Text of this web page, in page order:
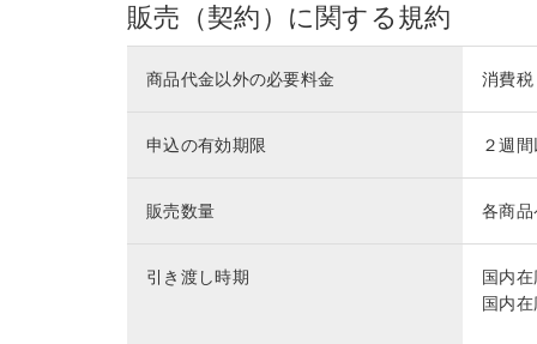
販売（契約）に関する規約
商品代金以外の必要料金 消費
申込の有効期限 ２週
販売数量 各商
引き渡し時期
国内
国内